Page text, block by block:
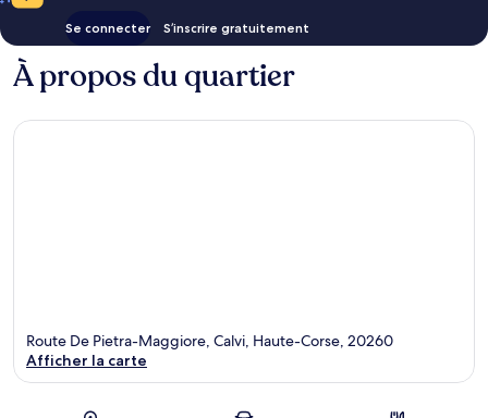
Se connecter S’inscrire gratuitement
À propos du quartier
Route De Pietra-Maggiore, Calvi, Haute-Corse, 20260
Afficher la carte